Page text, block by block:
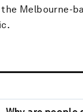
Melbourne-